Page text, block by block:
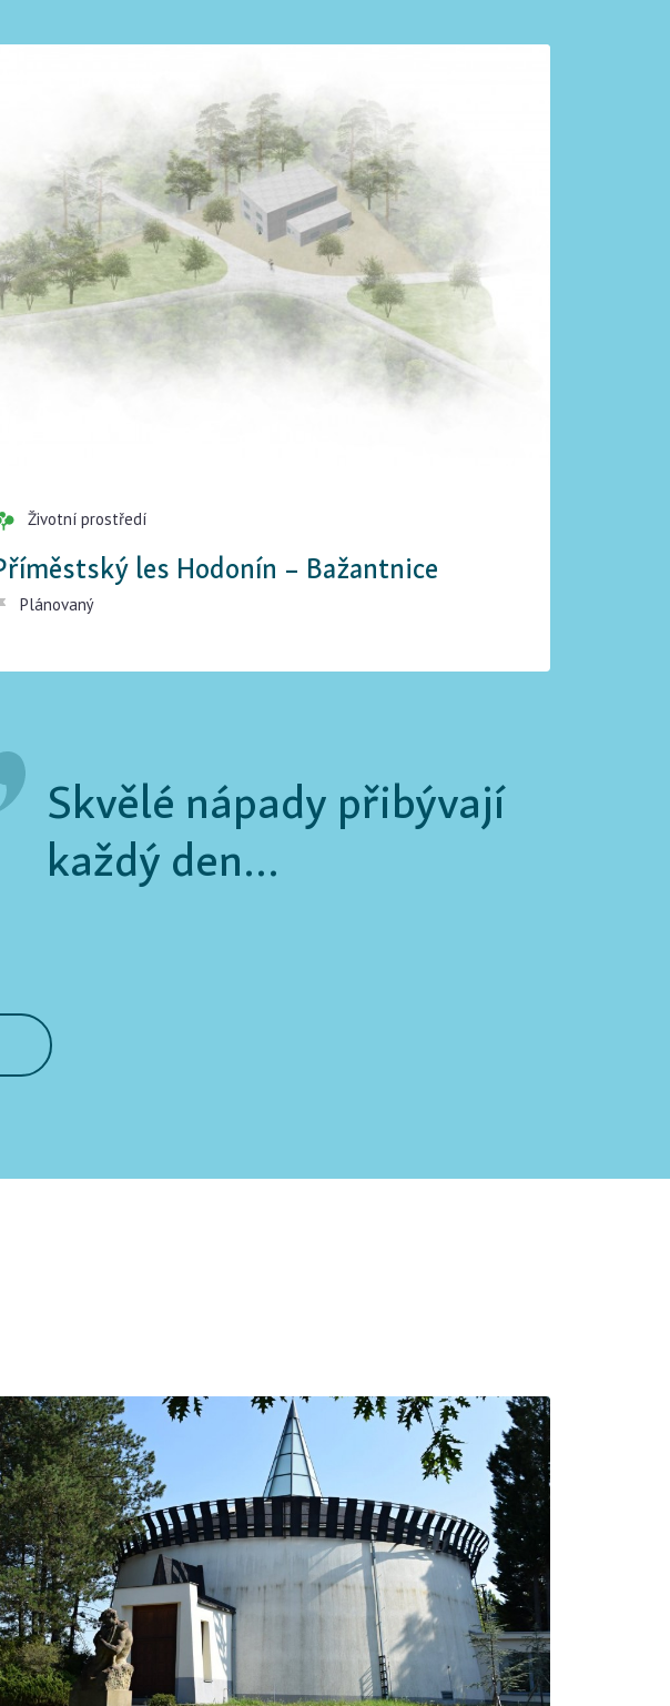
Životní prostředí
les Hodonín – Bažantnice
Plánovaný
Skvělé nápady přibývají
každý den...